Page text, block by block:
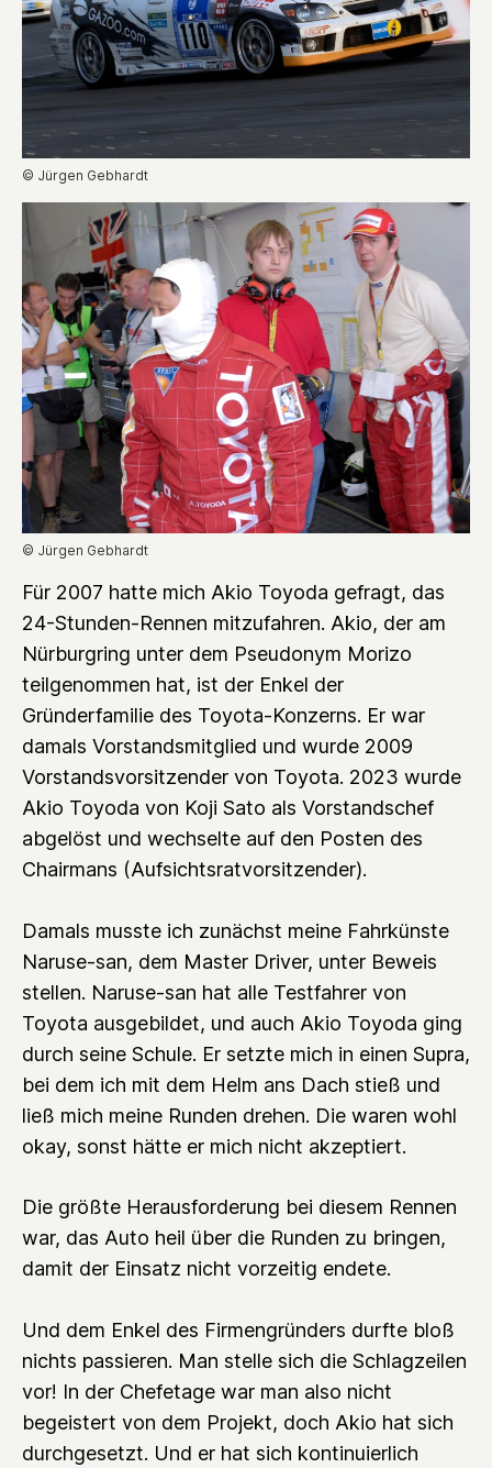
© Jürgen Gebhardt
© Jürgen Gebhardt
Für 2007 hatte mich Akio Toyoda gefragt, das
24-Stunden-Rennen mitzufahren. Akio, der am
Nürburgring unter dem Pseudonym Morizo
teilgenommen hat, ist der Enkel der
Gründerfamilie des Toyota-Konzerns. Er war
damals Vorstandsmitglied und wurde 2009
Vorstandsvorsitzender von Toyota. 2023 wurde
Akio Toyoda von Koji Sato als Vorstandschef
abgelöst und wechselte auf den Posten des
Chairmans (Aufsichtsratvorsitzender).
Damals musste ich zunächst meine Fahrkünste
Naruse-san, dem Master Driver, unter Beweis
stellen. Naruse-san hat alle Testfahrer von
Toyota ausgebildet, und auch Akio Toyoda ging
durch seine Schule. Er setzte mich in einen Supra,
bei dem ich mit dem Helm ans Dach stieß und
ließ mich meine Runden drehen. Die waren wohl
okay, sonst hätte er mich nicht akzeptiert.
Die größte Herausforderung bei diesem Rennen
war, das Auto heil über die Runden zu bringen,
damit der Einsatz nicht vorzeitig endete.
Und dem Enkel des Firmengründers durfte bloß
nichts passieren. Man stelle sich die Schlagzeilen
vor! In der Chefetage war man also nicht
begeistert von dem Projekt, doch Akio hat sich
durchgesetzt. Und er hat sich kontinuierlich